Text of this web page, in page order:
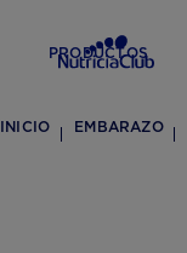
PRODUCTOS
INICIO EMBARAZO